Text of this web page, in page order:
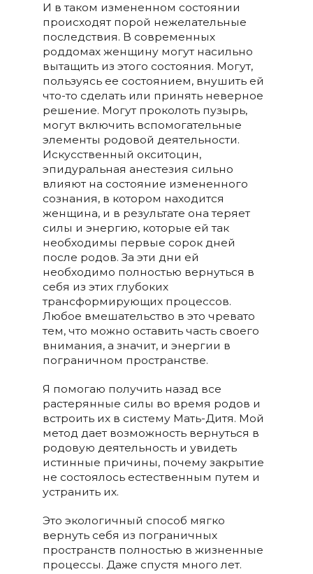
И в таком измененном состоянии
происходят порой нежелательные
последствия. В современных
роддомах женщину могут насильно
вытащить из этого состояния. Могут,
пользуясь ее состоянием, внушить ей
что-то сделать или принять неверное
решение. Могут проколоть пузырь,
могут включить вспомогательные
элементы родовой деятельности.
Искусственный окситоцин,
эпидуральная анестезия сильно
влияют на состояние измененного
сознания, в котором находится
женщина, и в результате она теряет
силы и энергию, которые ей так
необходимы первые сорок дней
после родов. За эти дни ей
необходимо полностью вернуться в
себя из этих глубоких
трансформирующих процессов.
Любое вмешательство в это чревато
тем, что можно оставить часть своего
внимания, а значит, и энергии в
пограничном пространстве.
Я помогаю получить назад все
растерянные силы во время родов и
встроить их в систему Мать-Дитя. Мой
метод дает возможность вернуться в
родовую деятельность и увидеть
истинные причины, почему закрытие
не состоялось естественным путем и
устранить их.
Это экологичный способ мягко
вернуть себя из пограничных
пространств полностью в жизненные
процессы. Даже спустя много лет.